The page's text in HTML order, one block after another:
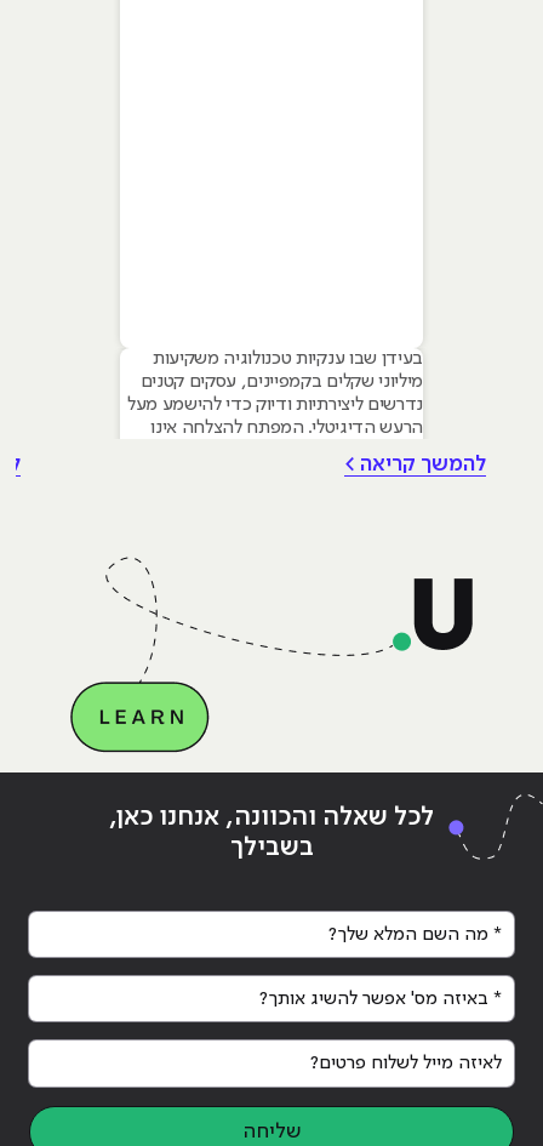
בעידן שבו ענקיות טכנולוגיה משקיעות
מיליוני שקלים בקמפיינים, עסקים קטנים
נדרשים ליצירתיות ודיוק כדי להישמע מעל
הרעש הדיגיטלי. המפתח להצלחה אינו
עקרונות של שיווק דיגיטלי לעסקים קטנים
Continue reading
בגוגל הוא אפקטיבי יותר?"
להמשך קריאה >
לכל שאלה והכוונה, אנחנו כאן,
בשבילך
* מה השם המלא שלך?
* באיזה מס' אפשר להשיג אותך?
לאיזה מייל לשלוח פרטים?
שליחה